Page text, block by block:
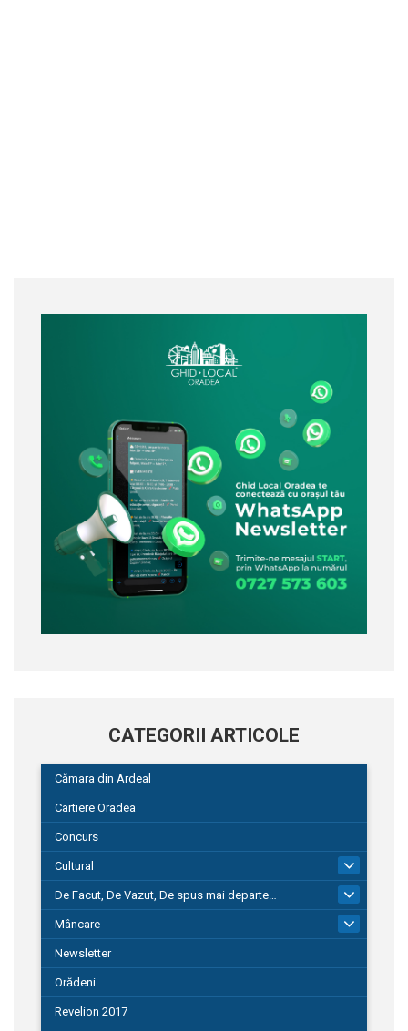
CATEGORII ARTICOLE
Cămara din Ardeal
Cartiere Oradea
Concurs
Cultural
De Facut, De Vazut, De spus mai departe…
580
Mâncare
Newsletter
Orădeni
Revelion 2017